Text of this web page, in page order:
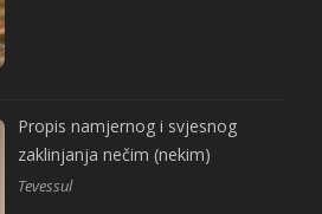
Propis namjernog i svjesnog
zaklinjanja nečim (nekim)
Tevessul